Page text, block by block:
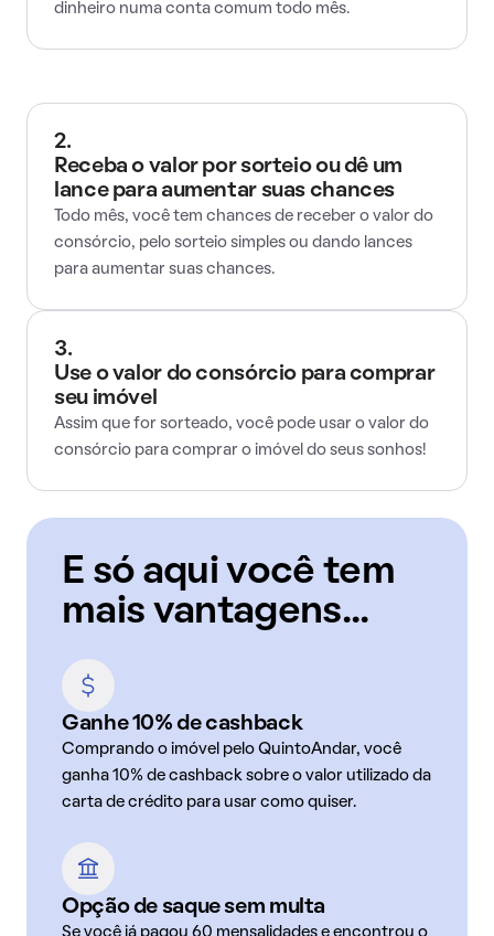
dinheiro numa conta comum todo mês.
2.
Receba o valor por sorteio ou dê um
lance para aumentar suas chances
Todo mês, você tem chances de receber o valor do
consórcio, pelo sorteio simples ou dando lances
para aumentar suas chances.
3.
Use o valor do consórcio para comprar
seu imóvel
Assim que for sorteado, você pode usar o valor do
consórcio para comprar o imóvel do seus sonhos!
E só aqui você tem
mais vantagens...
Ganhe 10% de cashback
Comprando o imóvel pelo QuintoAndar, você
ganha 10% de cashback sobre o valor utilizado da
carta de crédito para usar como quiser.
Opção de saque sem multa
Se você já pagou 60 mensalidades e encontrou o